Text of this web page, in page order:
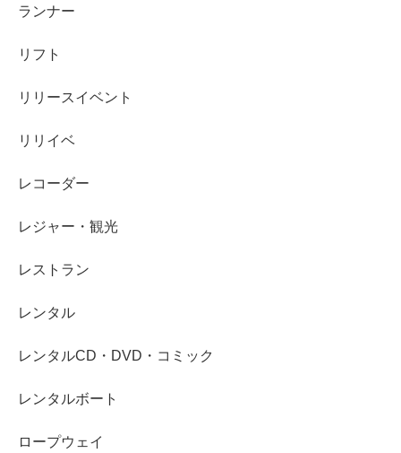
ランナー
リフト
リリースイベント
リリイベ
レコーダー
レジャー・観光
レストラン
レンタル
レンタルCD・DVD・コミック
レンタルボート
ロープウェイ